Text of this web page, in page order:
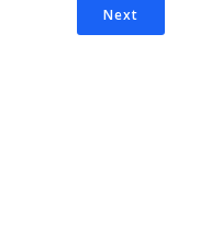
Next